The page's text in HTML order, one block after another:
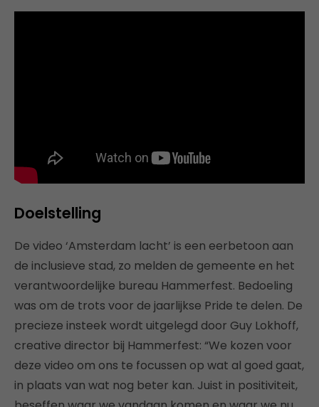
Doelstelling
De video ‘Amsterdam lacht’ is een eerbetoon aan
de inclusieve stad, zo melden de gemeente en het
verantwoordelijke bureau Hammerfest. Bedoeling
was om de trots voor de jaarlijkse Pride te delen. De
precieze insteek wordt uitgelegd door Guy Lokhoff,
creative director bij Hammerfest: “We kozen voor
deze video om ons te focussen op wat al goed gaat,
in plaats van wat nog beter kan. Juist in positiviteit,